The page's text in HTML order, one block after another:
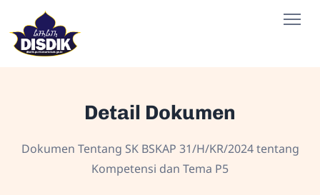
Detail Dokumen
Dokumen Tentang SK BSKAP 31/H/KR/2024 tentang
Kompetensi dan Tema P5